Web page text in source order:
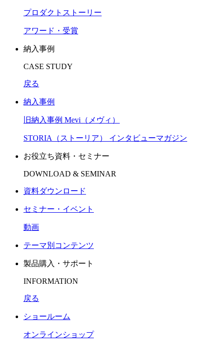
プロダクトストーリー
アワード・受賞
納入事例
CASE STUDY
戻る
納入事例
旧納入事例 Mevi（メヴィ）
STORIA（ストーリア） インタビューマガジン
お役立ち資料・セミナー
DOWNLOAD & SEMINAR
資料ダウンロード
セミナー・イベント
動画
テーマ別コンテンツ
製品購入・サポート
INFORMATION
戻る
ショールーム
オンラインショップ